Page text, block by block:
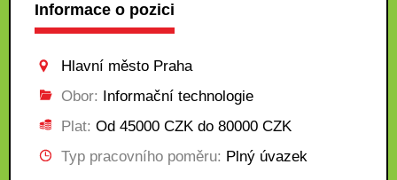
Informace o pozici
Hlavní město Praha
Obor: Informační technologie
Plat: Od 45000 CZK do 80000 CZK
Typ pracovního poměru: Plný úvazek